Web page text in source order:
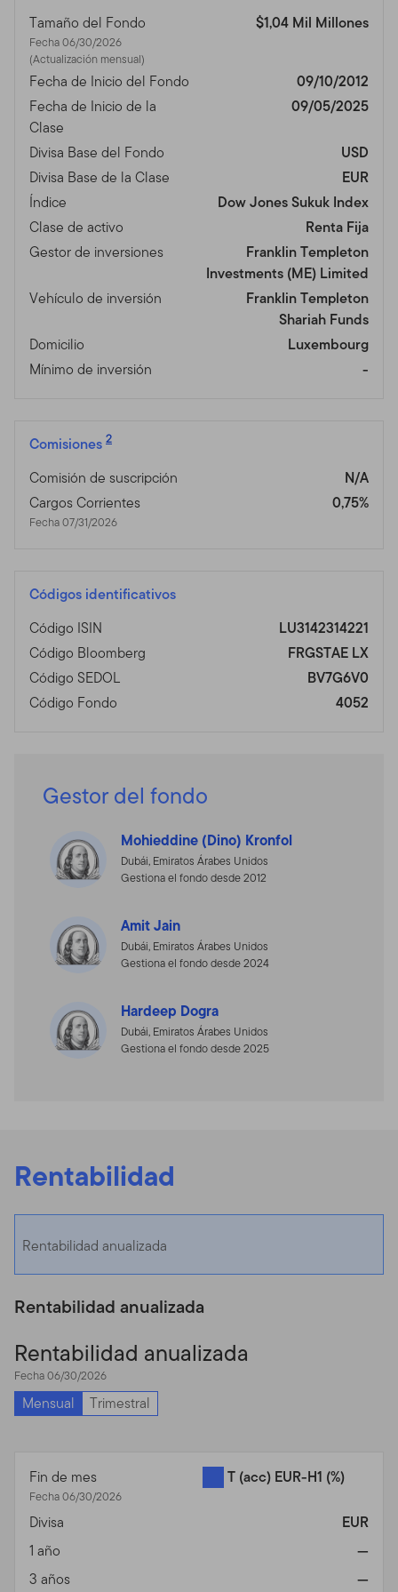
Tamaño del Fondo
Fecha 06/30/2026
(Actualización mensual)
$1,04 Mil Millones
Fecha de Inicio del Fondo
09/10/2012
Fecha de Inicio de la
Clase
09/05/2025
Divisa Base del Fondo
USD
Divisa Base de la Clase
EUR
Índice
Dow Jones Sukuk Index
Clase de activo
Renta Fija
Gestor de inversiones
Franklin Templeton
Investments (ME) Limited
Vehículo de inversión
Franklin Templeton
Shariah Funds
Domicilio
Luxembourg
Mínimo de inversión
-
Comisiones 2
Comisión de suscripción
N/A
Cargos Corrientes
Fecha 07/31/2026
0,75%
Códigos identificativos
Código ISIN
LU3142314221
Código Bloomberg
FRGSTAE LX
Código SEDOL
BV7G6V0
Código Fondo
4052
Gestor del fondo
Mohieddine (Dino) Kronfol
Dubái, Emiratos Árabes Unidos
Gestiona el fondo desde 2012
Amit Jain
Dubái, Emiratos Árabes Unidos
Gestiona el fondo desde 2024
Hardeep Dogra
Dubái, Emiratos Árabes Unidos
Gestiona el fondo desde 2025
Rentabilidad
Rentabilidad anualizada
Rentabilidad anualizada
Rentabilidad anualizada
Fecha 06/30/2026
Mensual Trimestral
Fin de mes
Fecha 06/30/2026
T (acc) EUR-H1 (%)
Divisa
EUR
1 año
—
3 años
—